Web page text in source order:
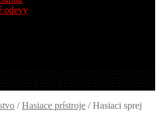
odevy
/Hasiace prístroje /Hasiaci sprej